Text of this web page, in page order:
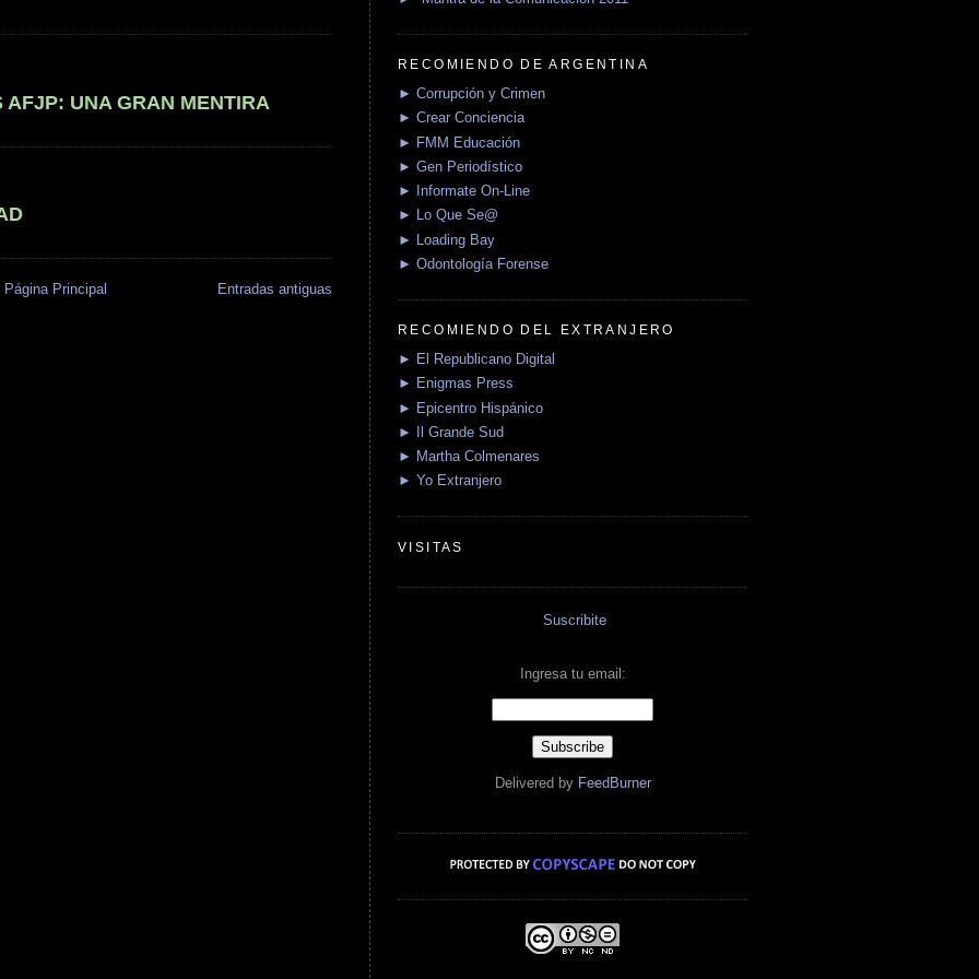
UNA GRAN MENTIRA
Entradas antiguas
Página Principal
RECOMIENDO DE ARGENTINA
► Corrupción y Crimen
► Crear Conciencia
► FMM Educación
► Gen Periodístico
► Informate On-Line
► Lo Que Se@
► Loading Bay
► Odontología Forense
RECOMIENDO DEL EXTRANJERO
► El Republicano Digital
► Enigmas Press
► Epicentro Hispánico
► Il Grande Sud
► Martha Colmenares
► Yo Extranjero
VISITAS
Suscribite
Ingresa tu email:
Delivered by FeedBurner